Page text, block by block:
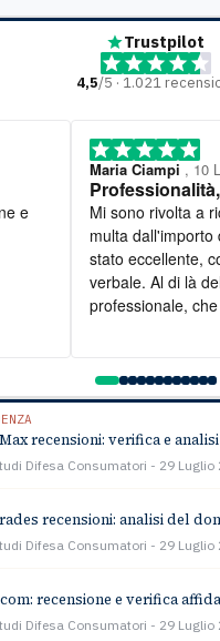
Trustpilot
4,5/5 · 1.021
, 10 Luglio
disponibilità
per un ricorso contro una
dall'importo decisamente
eccellente, con il totale
Al di là della grandissima
che si è rivelata
recensioni: verifica e
Difesa Consumatori 29 Luglio
recensioni: analisi del
Difesa Consumatori 29 Luglio
recensione e verifica
Difesa Consumatori 29 Luglio